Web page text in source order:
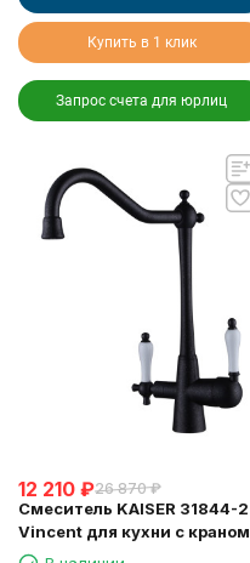
Купить в 1 клик
Запрос счета для юрлиц
12 210 ₽26 870 ₽
Смеситель KAISER 31844-2
Vincent для кухни с краном
для питьевой воды